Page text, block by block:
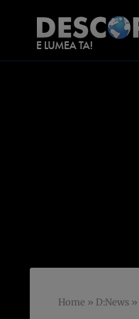
Home » D:News »